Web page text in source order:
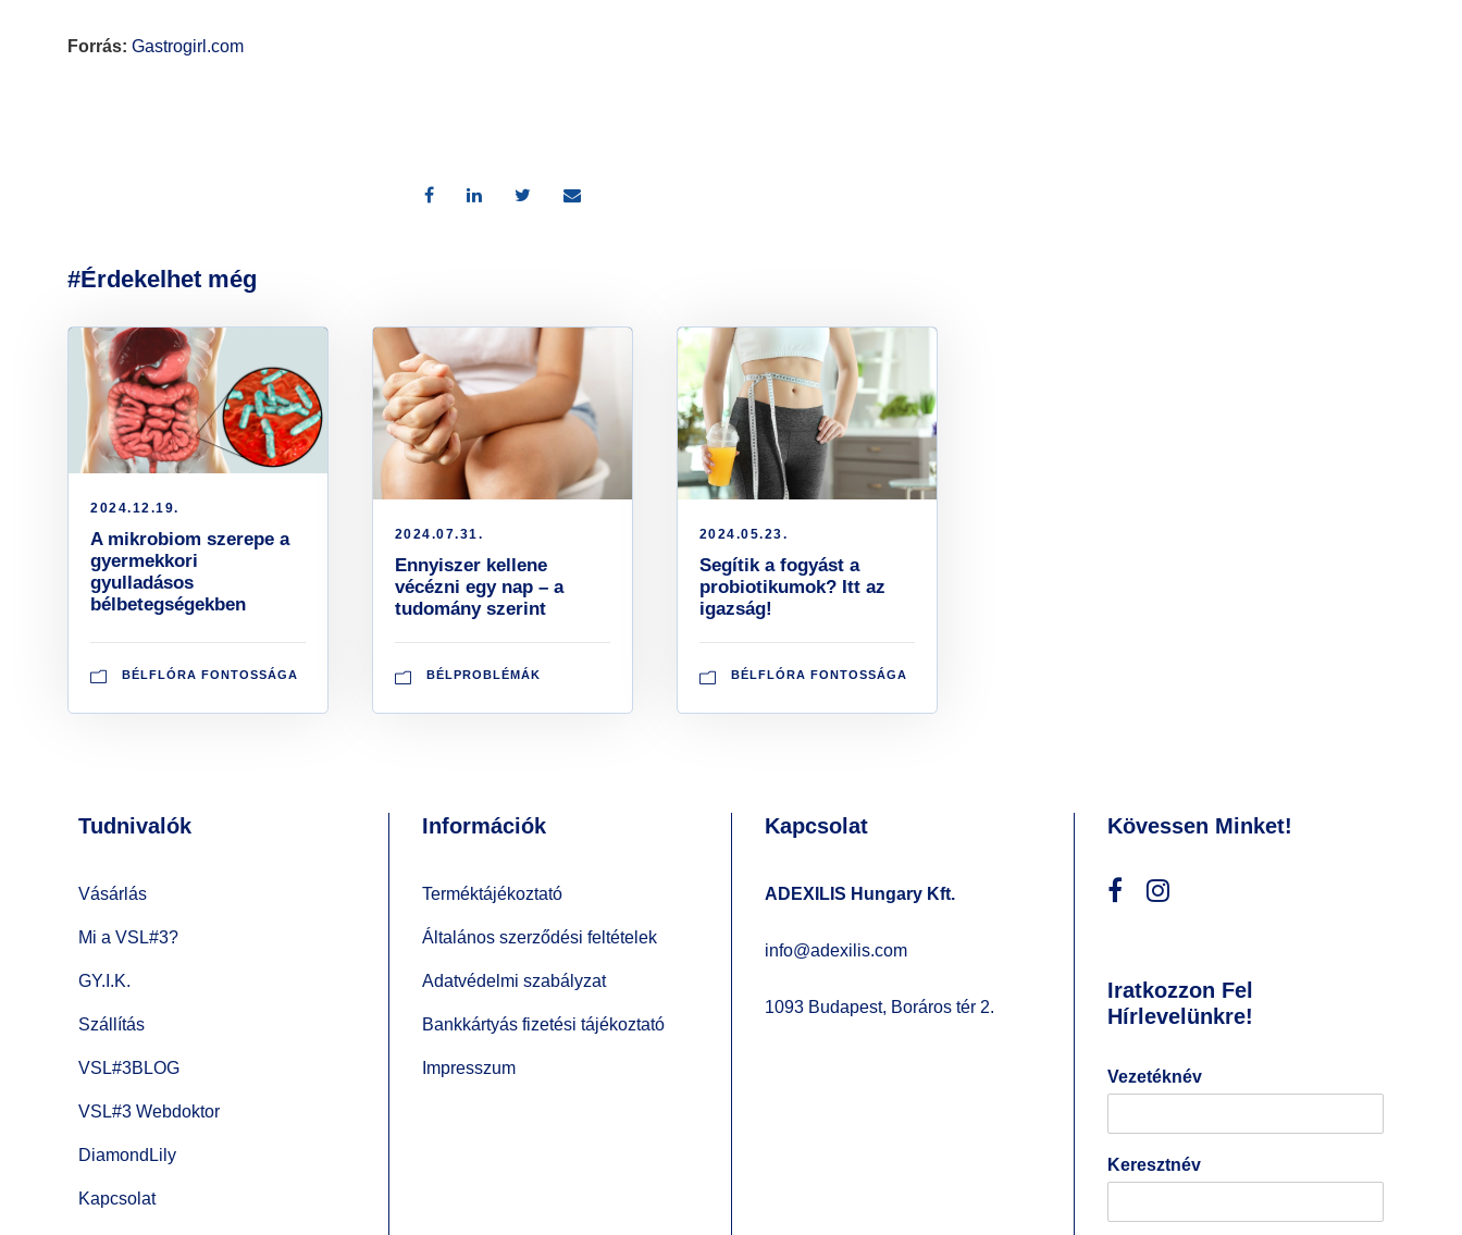
Forrás: Gastrogirl.com
#Érdekelhet még
2024.12.19.
A mikrobiom szerepe a
gyermekkori
gyulladásos
bélbetegségekben
BÉLFLÓRA FONTOSSÁGA
2024.07.31.
Ennyiszer kellene
vécézni egy nap – a
tudomány szerint
BÉLPROBLÉMÁK
2024.05.23.
Segítik a fogyást a
probiotikumok? Itt az
igazság!
BÉLFLÓRA FONTOSSÁGA
Tudnivalók
Vásárlás
Mi a VSL#3?
GY.I.K.
Szállítás
VSL#3BLOG
VSL#3 Webdoktor
DiamondLily
Kapcsolat
Információk
Terméktájékoztató
Általános szerződési feltételek
Adatvédelmi szabályzat
Bankkártyás fizetési tájékoztató
Impresszum
Kapcsolat
ADEXILIS Hungary Kft.
info@adexilis.com
1093 Budapest, Boráros tér 2.
Kövessen Minket!
Iratkozzon Fel
Hírlevelünkre!
Vezetéknév
Keresztnév